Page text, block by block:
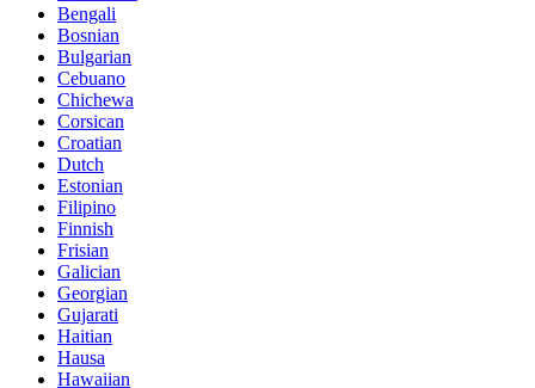
Bengali
Bosnian
Bulgarian
Cebuano
Chichewa
Corsican
Croatian
Dutch
Estonian
Filipino
Finnish
Frisian
Galician
Georgian
Gujarati
Haitian
Hausa
Hawaiian